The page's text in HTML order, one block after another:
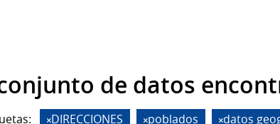
de datos
DIRECCIONES poblados datos